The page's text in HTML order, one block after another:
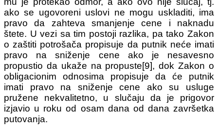
ako se ugovoreni uslovi ne mogu uskladiti, ima
pravo da zahteva smanjenje cene i naknadu
štete. U vezi sa tim postoji razlika, pa tako Zakon
o zaštiti potrošača propisuje da putnik neće imati
pravo na sniženje cene ako je nesavesno
propustio da ukaže na propuste[9], dok Zakon o
obligacionim odnosima propisuje da će putnik
imati pravo na sniženje cene ako su usluge
pružene nekvalitetno, u slučaju da je prigovor
izjavio u roku od osam dana od dana završetka
putovanja.